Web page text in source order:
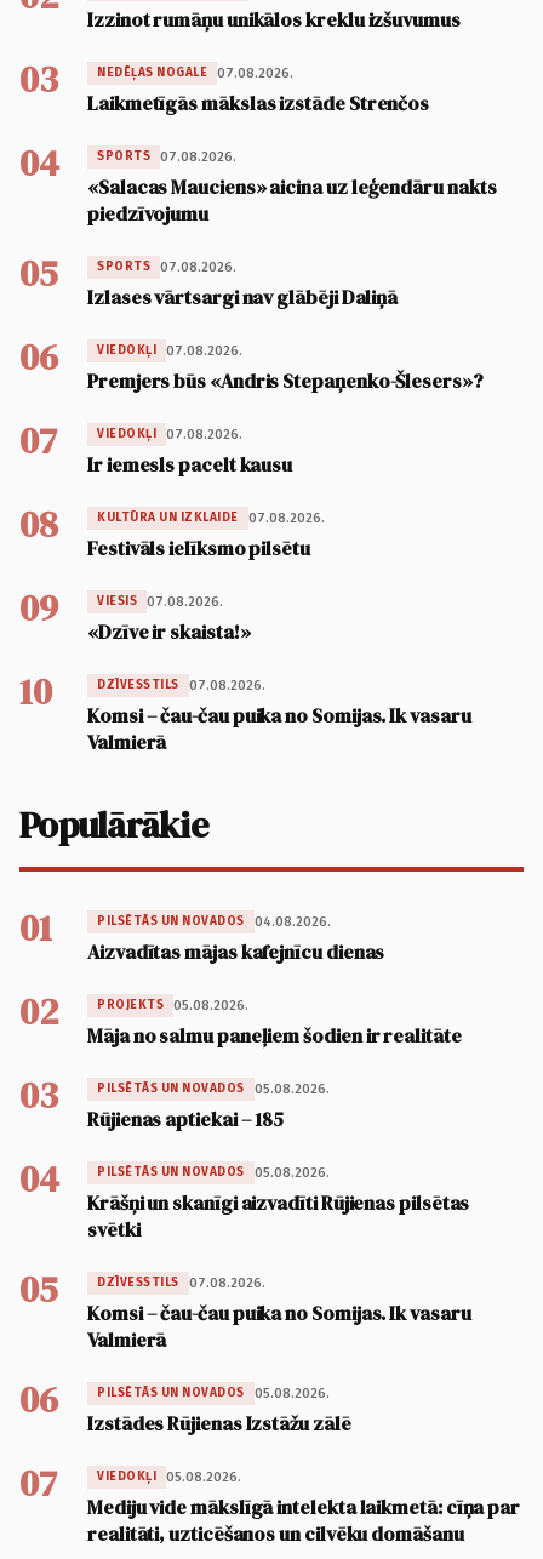
Izzinot rumāņu unikālos kreklu izšuvumus
03 NEDĒĻAS NOGALE 07.08.2026.
Laikmetīgās mākslas izstāde Strenčos
04 SPORTS 07.08.2026.
«Salacas Mauciens» aicina uz leģendāru nakts
piedzīvojumu
05 SPORTS 07.08.2026.
Izlases vārtsargi nav glābēji Daliņā
06 VIEDOKĻI 07.08.2026.
Premjers būs «Andris Stepaņenko-Šlesers»?
07 VIEDOKĻI 07.08.2026.
Ir iemesls pacelt kausu
08 KULTŪRA UN IZKLAIDE 07.08.2026.
Festivāls ielīksmo pilsētu
09 VIESIS 07.08.2026.
«Dzīve ir skaista!»
10 DZĪVESSTILS 07.08.2026.
Komsi – čau-čau puika no Somijas. Ik vasaru
Valmierā
Populārākie
01 PILSĒTĀS UN NOVADOS 04.08.2026.
Aizvadītas mājas kafejnīcu dienas
02 PROJEKTS 05.08.2026.
Māja no salmu paneļiem šodien ir realitāte
03 PILSĒTĀS UN NOVADOS 05.08.2026.
Rūjienas aptiekai – 185
04 PILSĒTĀS UN NOVADOS 05.08.2026.
Krāšņi un skanīgi aizvadīti Rūjienas pilsētas
svētki
05 DZĪVESSTILS 07.08.2026.
Komsi – čau-čau puika no Somijas. Ik vasaru
Valmierā
06 PILSĒTĀS UN NOVADOS 05.08.2026.
Izstādes Rūjienas Izstāžu zālē
07 VIEDOKĻI 05.08.2026.
Mediju vide mākslīgā intelekta laikmetā: cīņa par
realitāti, uzticēšanos un cilvēku domāšanu